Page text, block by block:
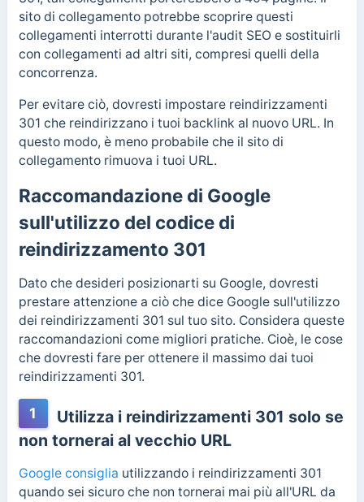
sito di collegamento potrebbe scoprire questi
collegamenti interrotti durante l'audit SEO e sostituirli
con collegamenti ad altri siti, compresi quelli della
concorrenza.
Per evitare ciò, dovresti impostare reindirizzamenti
301 che reindirizzano i tuoi backlink al nuovo URL. In
questo modo, è meno probabile che il sito di
collegamento rimuova i tuoi URL.
Raccomandazione di Google
sull'utilizzo del codice di
reindirizzamento 301
Dato che desideri posizionarti su Google, dovresti
prestare attenzione a ciò che dice Google sull'utilizzo
dei reindirizzamenti 301 sul tuo sito. Considera queste
raccomandazioni come migliori pratiche. Cioè, le cose
che dovresti fare per ottenere il massimo dai tuoi
reindirizzamenti 301.
1
Utilizza i reindirizzamenti 301 solo se
non tornerai al vecchio URL
Google consiglia utilizzando i reindirizzamenti 301
quando sei sicuro che non tornerai mai più all'URL da